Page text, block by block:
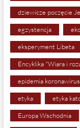
dziewicze poczęcie
egzystencja
eksperyment Libeta
Encyklika "Wiara i
epidemia
etyka etyka
Europa Wschodnia